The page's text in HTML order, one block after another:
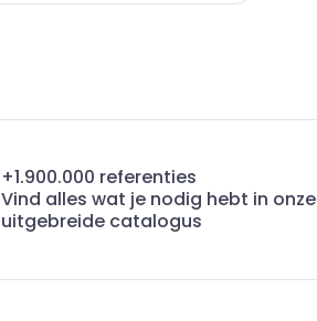
+1.900.000 referenties
Vind alles wat je nodig hebt in onze
uitgebreide catalogus